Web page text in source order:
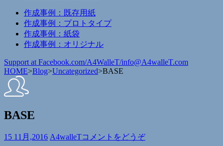
作成事例：既存用紙
作成事例：プロトタイプ
作成事例：紙袋
作成事例：オリジナル
Support at Facebook.com/A4WalleT/info@A4walleT.com
HOME>Blog>Uncategorized>BASE
BASE
15 11月,2016 A4walleTコメントをどうぞ